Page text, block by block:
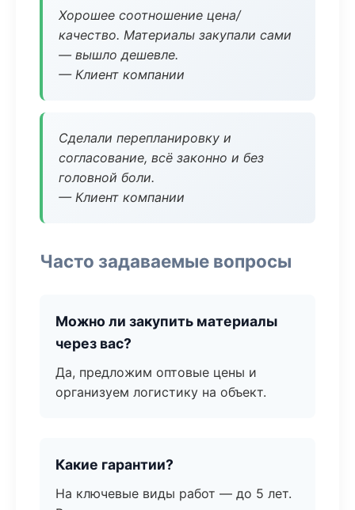
Хорошее соотношение цена/
качество. Материалы закупали сами
— вышло дешевле.
— Клиент компании
Сделали перепланировку и
согласование, всё законно и без
головной боли.
— Клиент компании
Часто задаваемые вопросы
Можно ли закупить материалы
через вас?
Да, предложим оптовые цены и
организуем логистику на объект.
Какие гарантии?
На ключевые виды работ — до 5 лет.